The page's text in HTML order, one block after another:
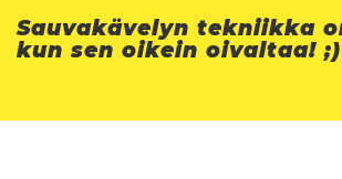
Sauvakävelyn tekniikka
kun sen oikein oivaltaa! ;)